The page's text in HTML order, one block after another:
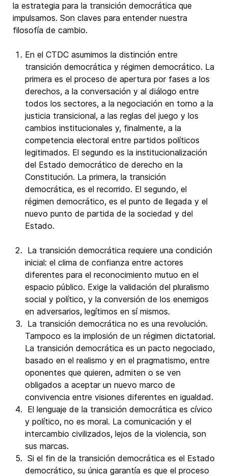
la estrategia para la transición democrática que
impulsamos. Son claves para entender nuestra
filosofía de cambio.
En el CTDC asumimos la distinción entre
transición democrática y régimen democrático. La
primera es el proceso de apertura por fases a los
derechos, a la conversación y al diálogo entre
todos los sectores, a la negociación en torno a la
justicia transicional, a las reglas del juego y los
cambios institucionales y, finalmente, a la
competencia electoral entre partidos políticos
legitimados. El segundo es la institucionalización
del Estado democrático de derecho en la
Constitución. La primera, la transición
democrática, es el recorrido. El segundo, el
régimen democrático, es el punto de llegada y el
nuevo punto de partida de la sociedad y del
Estado.
La transición democrática requiere una condición
inicial: el clima de confianza entre actores
diferentes para el reconocimiento mutuo en el
espacio público. Exige la validación del pluralismo
social y político, y la conversión de los enemigos
en adversarios, legítimos en sí mismos.
La transición democrática no es una revolución.
Tampoco es la implosión de un régimen dictatorial.
La transición democrática es un pacto negociado,
basado en el realismo y en el pragmatismo, entre
oponentes que quieren, admiten o se ven
obligados a aceptar un nuevo marco de
convivencia entre visiones diferentes en igualdad.
El lenguaje de la transición democrática es cívico
y político, no es moral. La comunicación y el
intercambio civilizados, lejos de la violencia, son
sus marcas.
Si el fin de la transición democrática es el Estado
democrático, su única garantía es que el proceso